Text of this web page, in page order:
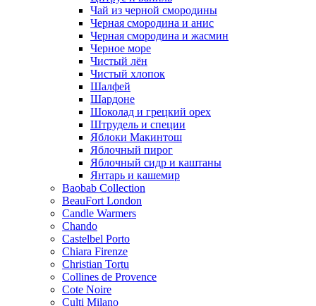
Чай из черной смородины
Черная смородина и анис
Черная смородина и жасмин
Черное море
Чистый лён
Чистый хлопок
Шалфей
Шардоне
Шоколад и грецкий орех
Штрудель и специи
Яблоки Макинтош
Яблочный пирог
Яблочный сидр и каштаны
Янтарь и кашемир
Baobab Collection
BeauFort London
Candle Warmers
Chando
Castelbel Porto
Chiara Firenze
Christian Tortu
Collines de Provence
Cote Noire
Culti Milano